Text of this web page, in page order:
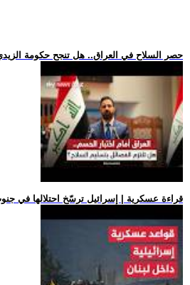
.. حصر السلاح في العراق.. هل تنجح حكومة
.. قراءة عسكرية | إسرائيل ترسّخ احتلالها في